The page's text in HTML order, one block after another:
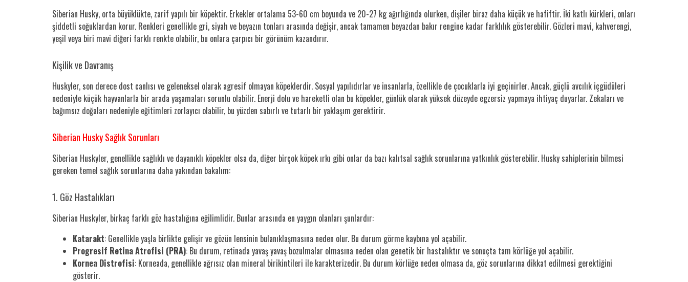
Siberian Husky, orta büyüklükte, zarif yapılı bir köpektir. Erkekler ortalama 53-60 cm boyunda ve 20-27 kg ağırlığında olurken, dişiler biraz daha küçük ve hafiftir. İki katlı kürkleri, onları
şiddetli soğuklardan korur. Renkleri genellikle gri, siyah ve beyazın tonları arasında değişir, ancak tamamen beyazdan bakır rengine kadar farklılık gösterebilir. Gözleri mavi, kahverengi,
yeşil veya biri mavi diğeri farklı renkte olabilir, bu onlara çarpıcı bir görünüm kazandırır.
Kişilik ve Davranış
Huskyler, son derece dost canlısı ve geleneksel olarak agresif olmayan köpeklerdir. Sosyal yapılıdırlar ve insanlarla, özellikle de çocuklarla iyi geçinirler. Ancak, güçlü avcılık içgüdüleri
nedeniyle küçük hayvanlarla bir arada yaşamaları sorunlu olabilir. Enerji dolu ve hareketli olan bu köpekler, günlük olarak yüksek düzeyde egzersiz yapmaya ihtiyaç duyarlar. Zekaları ve
bağımsız doğaları nedeniyle eğitimleri zorlayıcı olabilir, bu yüzden sabırlı ve tutarlı bir yaklaşım gerektirir.
Siberian Husky Sağlık Sorunları
Siberian Huskyler, genellikle sağlıklı ve dayanıklı köpekler olsa da, diğer birçok köpek ırkı gibi onlar da bazı kalıtsal sağlık sorunlarına yatkınlık gösterebilir. Husky sahiplerinin bilmesi
gereken temel sağlık sorunlarına daha yakından bakalım:
1. Göz Hastalıkları
Siberian Huskyler, birkaç farklı göz hastalığına eğilimlidir. Bunlar arasında en yaygın olanları şunlardır:
Katarakt: Genellikle yaşla birlikte gelişir ve gözün lensinin bulanıklaşmasına neden olur. Bu durum görme kaybına yol açabilir.
Progresif Retina Atrofisi (PRA): Bu durum, retinada yavaş yavaş bozulmalar olmasına neden olan genetik bir hastalıktır ve sonuçta tam körlüğe yol açabilir.
Kornea Distrofisi: Korneada, genellikle ağrısız olan mineral birikintileri ile karakterizedir. Bu durum körlüğe neden olmasa da, göz sorunlarına dikkat edilmesi gerektiğini
gösterir.